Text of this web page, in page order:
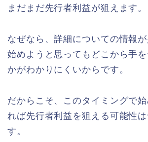
まだまだ先行者利益が狙えます。
なぜなら、詳細についての情報
始めようと思ってもどこから手
かがわかりにくいからです。
だからこそ、このタイミングで
れば先行者利益を狙える可能性
す。